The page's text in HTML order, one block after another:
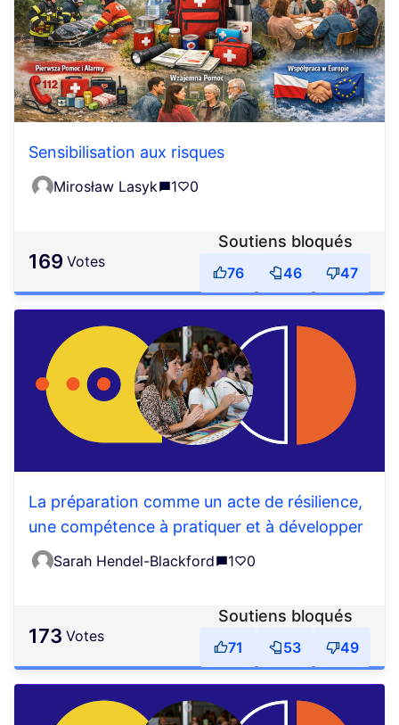
Sensibilisation aux risques
Mirosław Lasyk 1 0
169 votes
Soutiens bloqués
76 46 47
La préparation comme un acte de résilience,
une compétence à pratiquer et à développer
Sarah Hendel-Blackford 1 0
173 votes
Soutiens bloqués
71 53 49